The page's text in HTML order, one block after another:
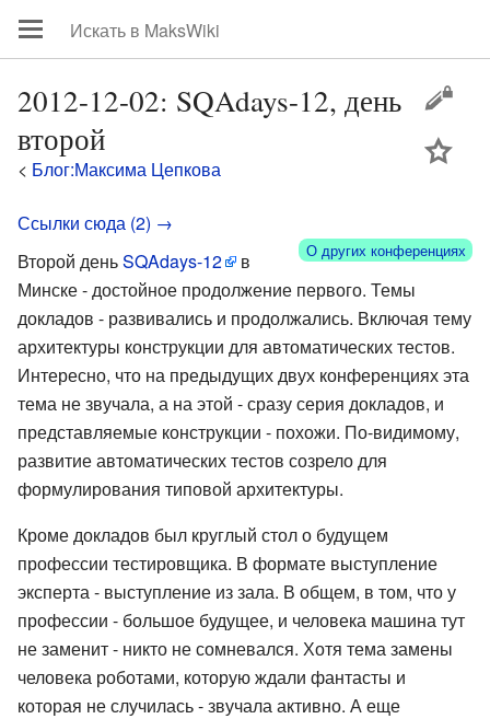
2012-12-02: SQAdays-12, день
второй
< Блог:Максима Цепкова
Ссылки сюда (2) →
О других конференциях
Второй деньSQAdays-12
в
Минске - достойное продолжение первого. Темы
докладов - развивались и продолжались. Включая тему
архитектуры конструкции для автоматических тестов.
Интересно, что на предыдущих двух конференциях эта
тема не звучала, а на этой - сразу серия докладов, и
представляемые конструкции - похожи. По-видимому,
развитие автоматических тестов созрело для
формулирования типовой архитектуры.
Кроме докладов был круглый стол о будущем
профессии тестировщика. В формате выступление
эксперта - выступление из зала. В общем, в том, что у
профессии - большое будущее, и человека машина тут
не заменит - никто не сомневался. Хотя тема замены
человека роботами, которую ждали фантасты и
которая не случилась - звучала активно. А еще